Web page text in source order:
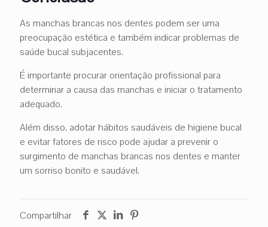
As manchas brancas nos dentes podem ser uma
preocupação estética e também indicar problemas de
saúde bucal subjacentes.
É importante procurar orientação profissional para
determinar a causa das manchas e iniciar o tratamento
adequado.
Além disso, adotar hábitos saudáveis de higiene bucal
e evitar fatores de risco pode ajudar a prevenir o
surgimento de manchas brancas nos dentes e manter
um sorriso bonito e saudável.
Compartilhar